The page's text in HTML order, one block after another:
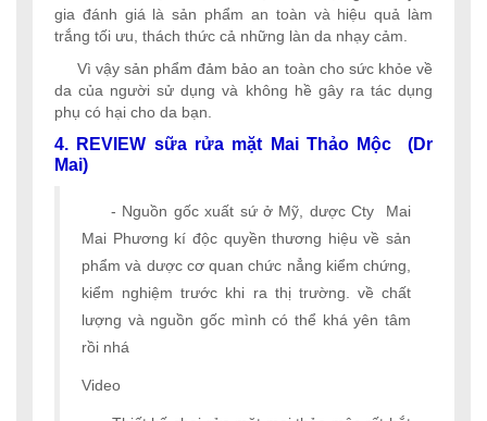
gia đánh giá là sản phẩm an toàn và hiệu quả làm
trắng tối ưu, thách thức cả những làn da nhạy cảm.
Vì vậy sản phẩm đảm bảo an toàn cho sức khỏe về
da của người sử dụng và không hề gây ra tác dụng
phụ có hại cho da bạn.
4. REVIEW sữa rửa mặt Mai Thảo Mộc (Dr
Mai)
- Nguồn gốc xuất sứ ở Mỹ, dược Cty Mai
Mai Phương kí độc quyền thương hiệu về sản
phẩm và dược cơ quan chức nẳng kiểm chứng,
kiểm nghiệm trước khi ra thị trường. về chất
lượng và nguồn gốc mình có thể khá yên tâm
rồi nhá
Video